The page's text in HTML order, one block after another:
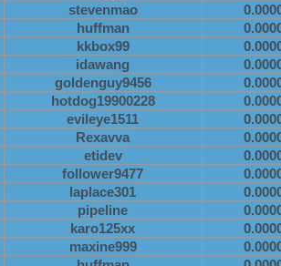
stevenmao
huffman
kkbox99
idawang
goldenguy9456
hotdog19900228
evileye1511
Rexavva
etidev
follower9477
laplace301
pipeline
karo125xx
maxine999